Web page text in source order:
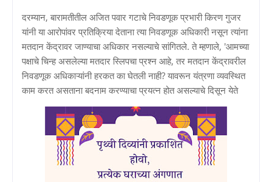
दरम्यान, बारामतीतील अजित पवार गटाचे निवडणूक प्रभारी किरण गुजर
यांनी या आरोपांवर प्रतिक्रिया देताना त्या निवडणूक अधिकारी नसून त्यांना
मतदान केंद्रावर जाण्याचा अधिकार नसल्याचे सांगितले. ते म्हणाले, 'आमच्या
पक्षाचे चिन्ह असलेल्या मतदार स्लिपचा प्रश्न आहे, तर मतदान केंद्रावरील
निवडणूक अधिकाऱ्यांनी हरकत का घेतली नाही? यावरून यंत्रणा व्यवस्थित
काम करत असताना बदनाम करण्याचा प्रयत्न होत असल्याचे दिसून येते